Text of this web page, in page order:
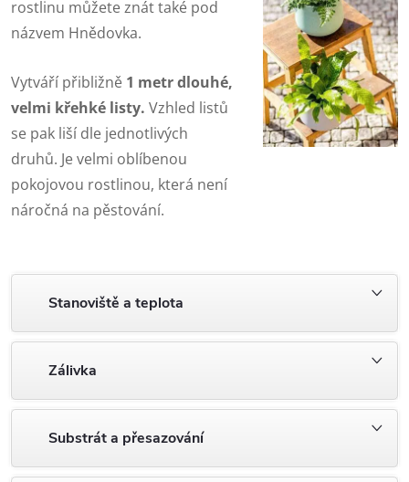
rostlinu můžete znát také pod
názvem Hnědovka.
Vytváří přibližně 1 metr dlouhé,
velmi křehké listy. Vzhled listů
se pak liší dle jednotlivých
druhů. Je velmi oblíbenou
pokojovou rostlinou, která není
náročná na pěstování.
Stanoviště a teplota
Zálivka
Substrát a přesazování